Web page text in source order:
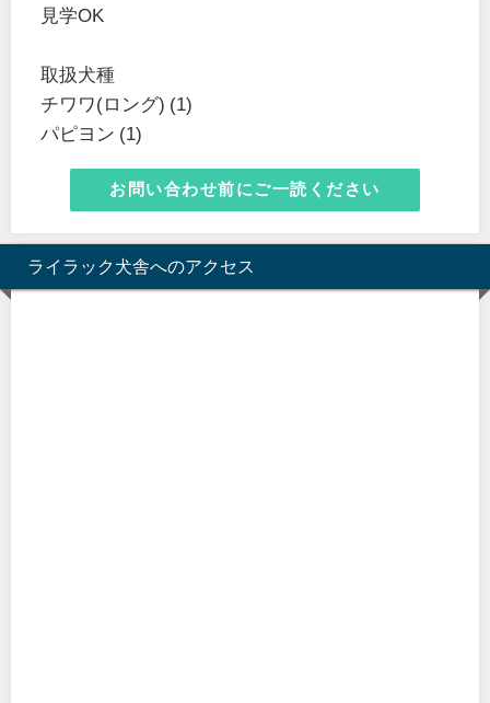
見学OK
取扱犬種
チワワ(ロング) (1)
パピヨン (1)
お問い合わせ前にご一読ください
ライラック犬舎へのアクセス